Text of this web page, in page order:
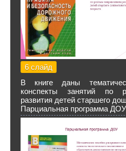
6 слайд
В книге даны
конспекты занятий по
развития детей старшего
Парциальная программа ДОУ